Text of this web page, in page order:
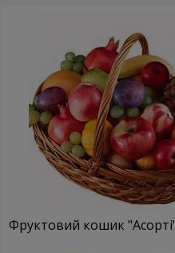
Фруктовий кошик